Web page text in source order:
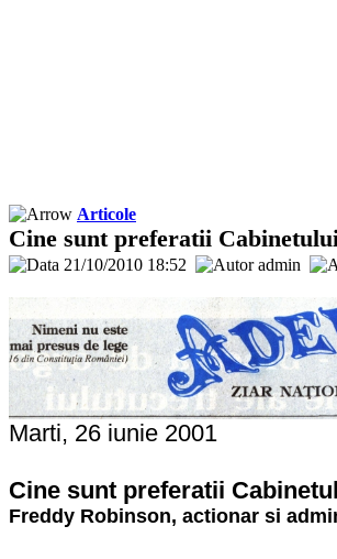
Articole
Cine sunt preferatii
21/10/2010 18:52 admin
Marti, 26 iunie 2001
Cine sunt preferatii
Freddy Robinson, actionar si